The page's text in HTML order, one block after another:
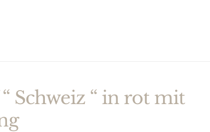
Schweiz “ in rot mit